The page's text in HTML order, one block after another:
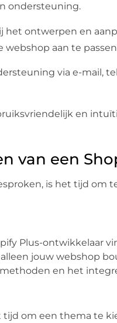
ondersteuning.
ontwerpen en
aan te
via e-mail,
en
van een
is het tijd om
Plus-ontwikkelaar
jouw webshop
en het
om een thema te